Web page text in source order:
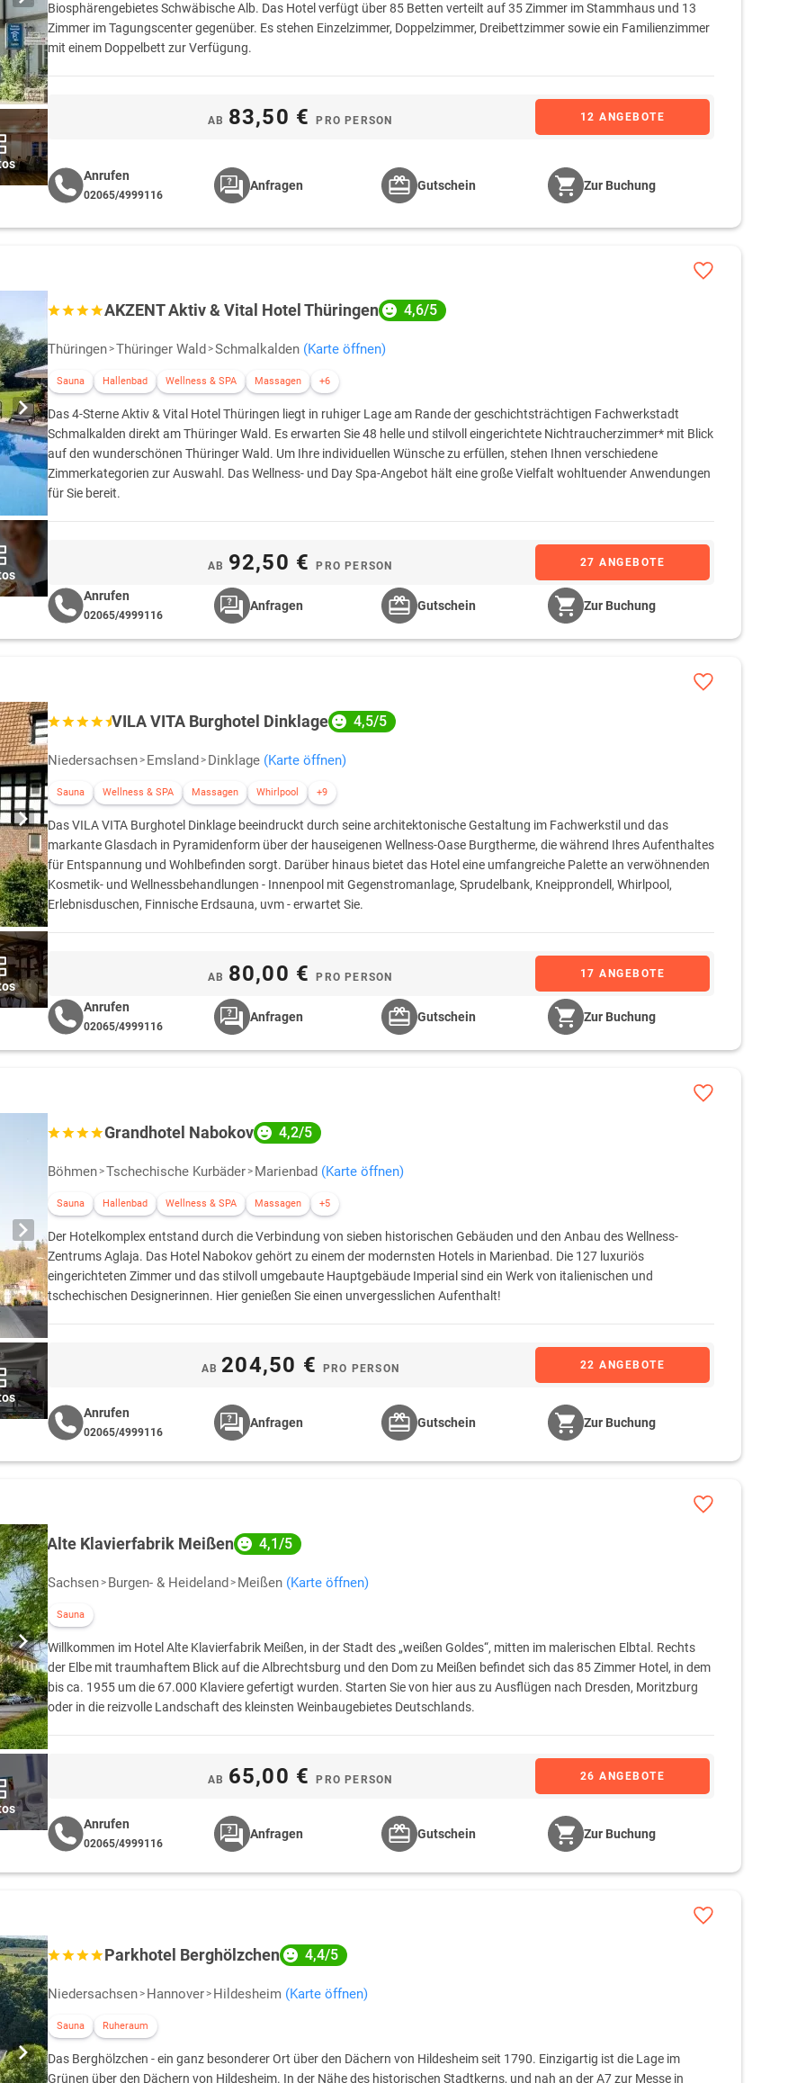
Biosphärengebietes Schwäbische Alb. Das Hotel verfügt über 85 Betten verteilt auf 35 Zimmer im Stammhaus und 13
Zimmer im Tagungscenter gegenüber. Es stehen Einzelzimmer, Doppelzimmer, Dreibettzimmer sowie ein Familienzimmer
mit einem Doppelbett zur Verfügung.
AB 83,50 €PRO PERSON 12 ANGEBOTE
Anrufen
02065/4999116
Anfragen Gutschein Zur Buchung
AKZENT Aktiv & Vital Hotel Thüringen 4,6/5
Thüringen Thüringer Wald Schmalkalden (Karte öffnen)
Sauna Hallenbad Wellness & SPA Massagen +6
Das 4-Sterne Aktiv & Vital Hotel Thüringen liegt in ruhiger Lage am Rande der geschichtsträchtigen Fachwerkstadt
Schmalkalden direkt am Thüringer Wald. Es erwarten Sie 48 helle und stilvoll eingerichtete Nichtraucherzimmer* mit Blick
auf den wunderschönen Thüringer Wald. Um Ihre individuellen Wünsche zu erfüllen, stehen Ihnen verschiedene
Zimmerkategorien zur Auswahl. Das Wellness- und Day Spa-Angebot hält eine große Vielfalt wohltuender Anwendungen
für Sie bereit.
AB 92,50 €PRO PERSON 27 ANGEBOTE
Anrufen
02065/4999116
Anfragen Gutschein Zur Buchung
VILA VITA Burghotel Dinklage 4,5/5
Niedersachsen Emsland Dinklage (Karte öffnen)
Sauna Wellness & SPA Massagen Whirlpool +9
Das VILA VITA Burghotel Dinklage beeindruckt durch seine architektonische Gestaltung im Fachwerkstil und das
markante Glasdach in Pyramidenform über der hauseigenen Wellness-Oase Burgtherme, die während Ihres Aufenthaltes
für Entspannung und Wohlbefinden sorgt. Darüber hinaus bietet das Hotel eine umfangreiche Palette an verwöhnenden
Kosmetik- und Wellnessbehandlungen - Innenpool mit Gegenstromanlage, Sprudelbank, Kneipprondell, Whirlpool,
Erlebnisduschen, Finnische Erdsauna, uvm - erwartet Sie.
AB 80,00 €PRO PERSON 17 ANGEBOTE
Anrufen
02065/4999116
Anfragen Gutschein Zur Buchung
Grandhotel Nabokov 4,2/5
Böhmen Tschechische Kurbäder Marienbad (Karte öffnen)
Sauna Hallenbad Wellness & SPA Massagen +5
Der Hotelkomplex entstand durch die Verbindung von sieben historischen Gebäuden und den Anbau des Wellness-
Zentrums Aglaja. Das Hotel Nabokov gehört zu einem der modernsten Hotels in Marienbad. Die 127 luxuriös
eingerichteten Zimmer und das stilvoll umgebaute Hauptgebäude Imperial sind ein Werk von italienischen und
tschechischen Designerinnen. Hier genießen Sie einen unvergesslichen Aufenthalt!
AB 204,50 € PRO PERSON 22 ANGEBOTE
Anrufen
02065/4999116
Anfragen Gutschein Zur Buchung
Alte Klavierfabrik Meißen 4,1/5
Sachsen Burgen- & Heideland Meißen (Karte öffnen)
Sauna
Willkommen im Hotel Alte Klavierfabrik Meißen, in der Stadt des „weißen Goldes“, mitten im malerischen Elbtal. Rechts
der Elbe mit traumhaftem Blick auf die Albrechtsburg und den Dom zu Meißen befindet sich das 85 Zimmer Hotel, in dem
bis ca. 1955 um die 67.000 Klaviere gefertigt wurden. Starten Sie von hier aus zu Ausflügen nach Dresden, Moritzburg
oder in die reizvolle Landschaft des kleinsten Weinbaugebietes Deutschlands.
AB 65,00 €PRO PERSON 26 ANGEBOTE
Anrufen
02065/4999116
Anfragen Gutschein Zur Buchung
Parkhotel Berghölzchen 4,4/5
Niedersachsen Hannover Hildesheim (Karte öffnen)
Sauna Ruheraum
Das Berghölzchen - ein ganz besonderer Ort über den Dächern von Hildesheim seit 1790. Einzigartig ist die Lage im
Grünen über den Dächern von Hildesheim. In der Nähe des historischen Stadtkerns, und nah an der A7 zur Messe in